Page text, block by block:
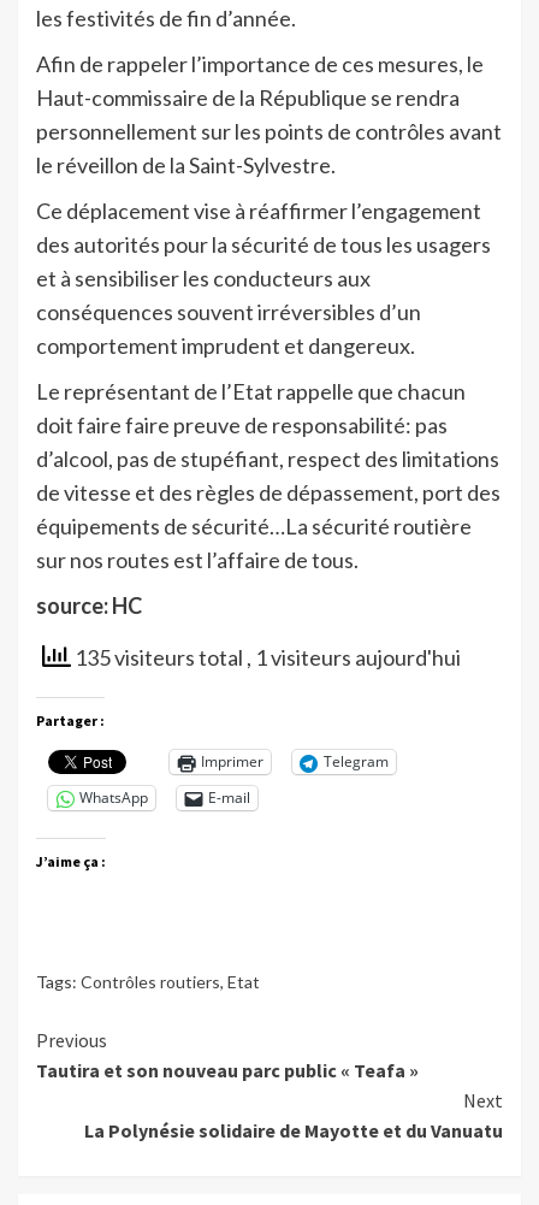
les festivités de fin d’année.
Afin de rappeler l’importance de ces mesures, le
Haut-commissaire de la République se rendra
personnellement sur les points de contrôles avant
le réveillon de la Saint-Sylvestre.
Ce déplacement vise à réaffirmer l’engagement
des autorités pour la sécurité de tous les usagers
et à sensibiliser les conducteurs aux
conséquences souvent irréversibles d’un
comportement imprudent et dangereux.
Le représentant de l’Etat rappelle que chacun
doit faire faire preuve de responsabilité: pas
d’alcool, pas de stupéfiant, respect des limitations
de vitesse et des règles de dépassement, port des
équipements de sécurité…La sécurité routière
sur nos routes est l’affaire de tous.
source: HC
135 visiteurs total , 1 visiteurs aujourd'hui
Partager :
Imprimer
Telegram
WhatsApp
E-mail
J’aime ça :
Tags: Contrôles routiers, Etat
Continue
Reading
Previous
Tautira et son nouveau parc public « Teafa »
Next
La Polynésie solidaire de Mayotte et du Vanuatu